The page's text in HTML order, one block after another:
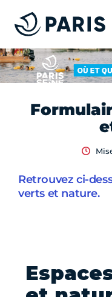
Retrouvez ci-
verts et nature.